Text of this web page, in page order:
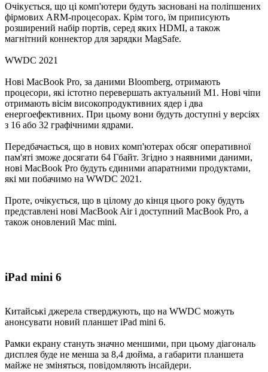
Очікується, що ці комп'ютери будуть засновані на поліпшених
фірмових ARM-процесорах. Крім того, їм приписують
розширений набір портів, серед яких HDMI, а також
магнітний коннектор для зарядки MagSafe.
WWDC 2021
Нові MacBook Pro, за даними Bloomberg, отримають
процесори, які істотно перевершать актуальний M1. Нові чіпи
отримають вісім високопродуктивних ядер і два
енергоефективних. При цьому вони будуть доступні у версіях
з 16 або 32 графічними ядрами.
Передбачається, що в нових комп'ютерах обсяг оперативної
пам'яті зможе досягати 64 Гбайт. Згідно з наявними даними,
нові MacBook Pro будуть єдиними апаратними продуктами,
які ми побачимо на WWDC 2021.
Проте, очікується, що в цілому до кінця цього року будуть
представлені нові MacBook Air і доступний MacBook Pro, а
також оновлений Mac mini.
iPad mini 6
Китайські джерела стверджують, що на WWDC можуть
анонсувати новий планшет iPad mini 6.
Рамки екрану стануть значно меншими, при цьому діагональ
дисплея буде не менша за 8,4 дюйма, а габарити планшета
майже не зміняться, повідомляють інсайдери.